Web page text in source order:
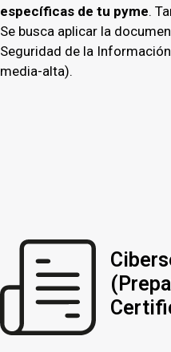
específicas de tu pyme.
Se busca aplicar la
Seguridad de la
media-alta).